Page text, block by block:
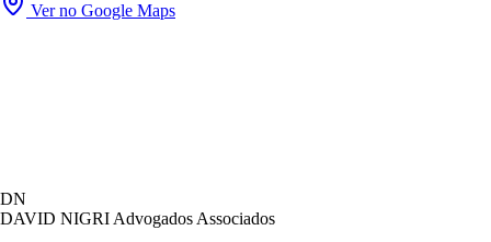
Ver no Google Maps
DN
DAVID NIGRI Advogados Associados
Online agora